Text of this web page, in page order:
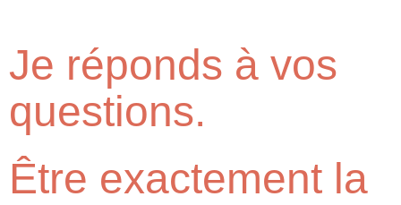
Je réponds à vos
questions.
Être exactement la